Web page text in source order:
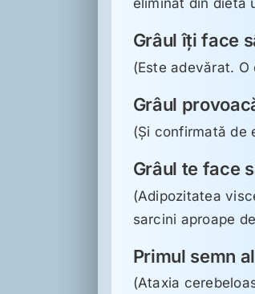
eliminat din dieta
Grâul îţi face
(Este adevărat.
Grâul
(Şi confirmată de
Grâul te face
(Adipozitatea
sarcini aproape
Primul semn
(Ataxia